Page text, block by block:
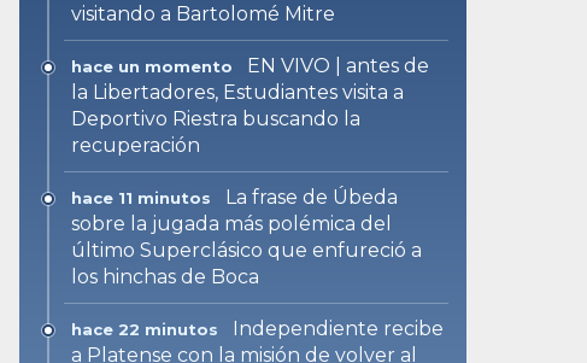
visitando a Bartolomé Mitre
hace un momento
EN VIVO | antes de
la Libertadores, Estudiantes visita a
Deportivo Riestra buscando la
recuperación
hace 11 minutos
La frase de Úbeda
sobre la jugada más polémica del
último Superclásico que enfureció a
los hinchas de Boca
hace 22 minutos
Independiente recibe
a Platense con la misión de volver al